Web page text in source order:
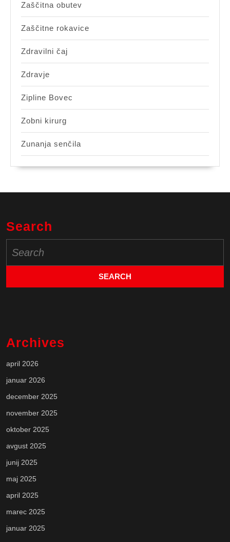
Zaščitna obutev
Zaščitne rokavice
Zdravilni čaj
Zdravje
Zipline Bovec
Zobni kirurg
Zunanja senčila
Search
for:
Archives
april 2026
januar 2026
december 2025
november 2025
oktober 2025
avgust 2025
junij 2025
maj 2025
april 2025
marec 2025
januar 2025